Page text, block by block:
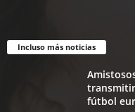
Incluso más noticias
fútbol